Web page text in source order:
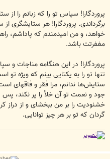
پروردگارا! سپاس تو را که زبانم را
برگرداندی. پروردگارا! هر
خواهد، و من امیدمندم که پاداشم،
مغفرتت باشد.
پروردگارا! در این هنگامه مناجات و
تنها تو را به یکتایی بینم که ویژه
ستایش‌ها ندانم، مرا فقر و فاقه‏ای
جود و نعمت تو آن خلأ را پر نکند،
خشنودیت را بر من ببخشای و از
گردان که تو بر هر چیز توانایی.